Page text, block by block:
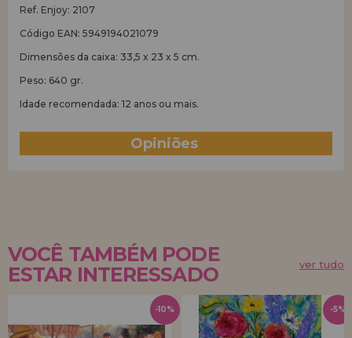
Ref. Enjoy: 2107
Código EAN: 5949194021079
Dimensões da caixa: 33,5 x 23 x 5 cm.
Peso: 640 gr.
Idade recomendada: 12 anos ou mais.
Opiniões
VOCÊ TAMBÉM PODE
ESTAR INTERESSADO
ver tudo
-10% -5%